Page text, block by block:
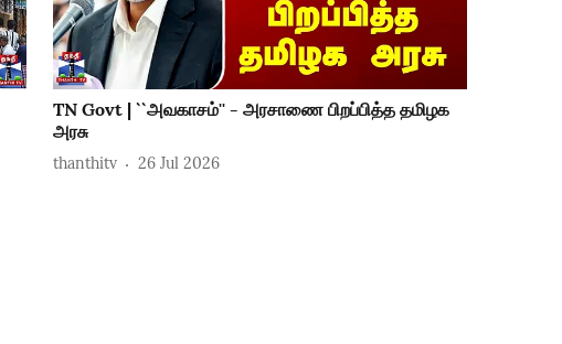
TN Govt | ``அவகாசம்'' - அரசாணை பிறப்பித்த தமிழக
அரசு
thanthitv 26 Jul 2026